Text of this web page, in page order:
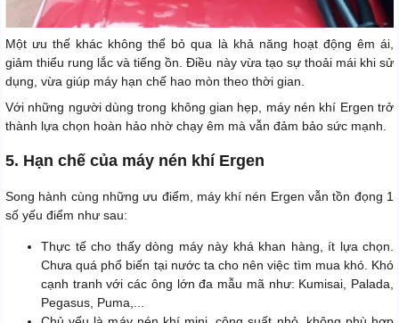
Một ưu thế khác không thể bỏ qua là khả năng hoạt động êm ái,
giảm thiểu rung lắc và tiếng ồn. Điều này vừa tạo sự thoải mái khi sử
dụng, vừa giúp máy hạn chế hao mòn theo thời gian.
Với những người dùng trong không gian hẹp, máy nén khí Ergen trở
thành lựa chọn hoàn hảo nhờ chạy êm mà vẫn đảm bảo sức mạnh.
5. Hạn chế của máy nén khí Ergen
Song hành cùng những ưu điểm, máy khí nén Ergen vẫn tồn đọng 1
số yếu điểm như sau:
Thực tế cho thấy dòng máy này khá khan hàng, ít lựa chọn.
Chưa quá phổ biến tại nước ta cho nên việc tìm mua khó. Khó
cạnh tranh với các ông lớn đa mẫu mã như: Kumisai, Palada,
Pegasus, Puma,...